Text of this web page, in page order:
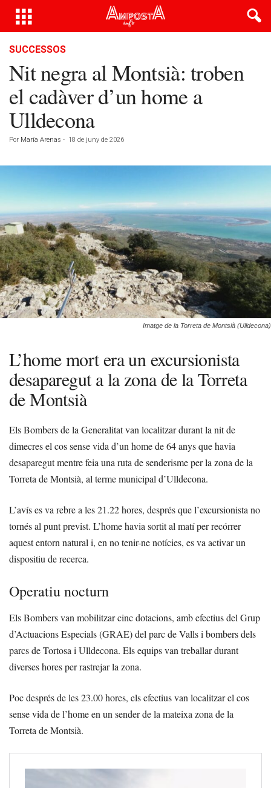
SUCCESSOS
Nit negra al Montsià: troben
el cadàver d’un home a
Ulldecona
Por María Arenas - 18 de juny de 2026
Imatge de la Torreta de Montsià (Ulldecona)
L’home mort era un excursionista
desaparegut a la zona de la Torreta
de Montsià
Els Bombers de la Generalitat van localitzar durant la nit de
dimecres el cos sense vida d’un home de 64 anys que havia
desaparegut mentre feia una ruta de senderisme per la zona de la
Torreta de Montsià, al terme municipal d’Ulldecona.
L’avís es va rebre a les 21.22 hores, després que l’excursionista no
tornés al punt previst. L’home havia sortit al matí per recórrer
aquest entorn natural i, en no tenir-ne notícies, es va activar un
dispositiu de recerca.
Operatiu nocturn
Els Bombers van mobilitzar cinc dotacions, amb efectius del Grup
d’Actuacions Especials (GRAE) del parc de Valls i bombers dels
parcs de Tortosa i Ulldecona. Els equips van treballar durant
diverses hores per rastrejar la zona.
Poc després de les 23.00 hores, els efectius van localitzar el cos
sense vida de l’home en un sender de la mateixa zona de la
Torreta de Montsià.